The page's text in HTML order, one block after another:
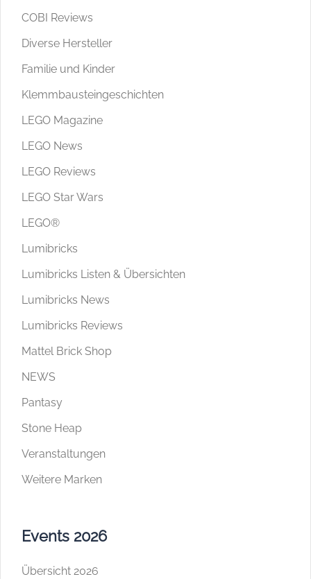
COBI Reviews
Diverse Hersteller
Familie und Kinder
Klemmbausteingeschichten
LEGO Magazine
LEGO News
LEGO Reviews
LEGO Star Wars
LEGO®
Lumibricks
Lumibricks Listen & Übersichten
Lumibricks News
Lumibricks Reviews
Mattel Brick Shop
NEWS
Pantasy
Stone Heap
Veranstaltungen
Weitere Marken
Events 2026
Übersicht 2026